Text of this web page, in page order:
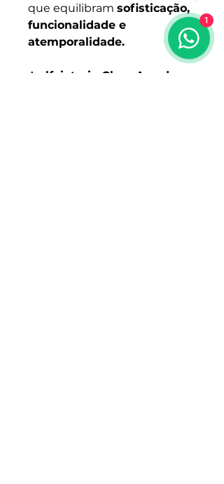
que equilibram sofisticação,
funcionalidade e
atemporalidade.
A alfaiataria Clara Arruda
1